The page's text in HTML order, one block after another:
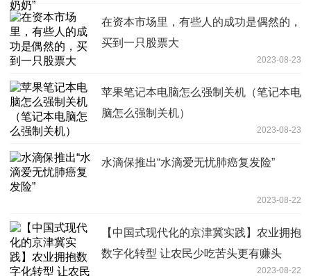
在资本市场里，有些人的成功是偶然的，
买到一只股票大
2023-08-23
苹果笔记本电脑怎么强制关机（笔记本电
脑怎么强制关机）
2023-08-23
水滴保推出“水滴爱无忧肺癌复发险”
2023-08-22
【中国式现代化的京津冀实践】农业拥抱
数字化转型 让农民少吃苦头更有赚头
2023-08-22